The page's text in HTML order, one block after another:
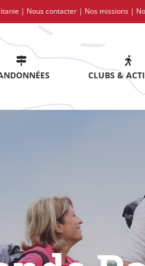
| Nous contacter | Nos missions |
CLUBS &